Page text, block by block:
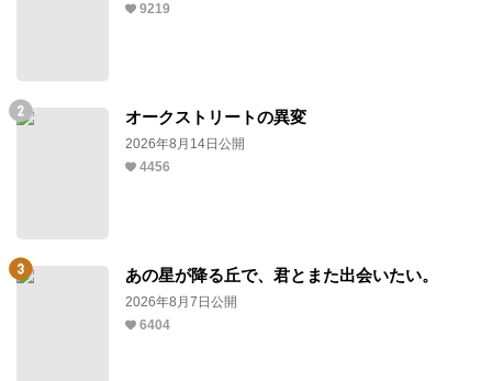
9219
オークストリートの異変
2026年8月14日公開
4456
あの星が降る丘で、君とまた出会いたい。
2026年8月7日公開
6404